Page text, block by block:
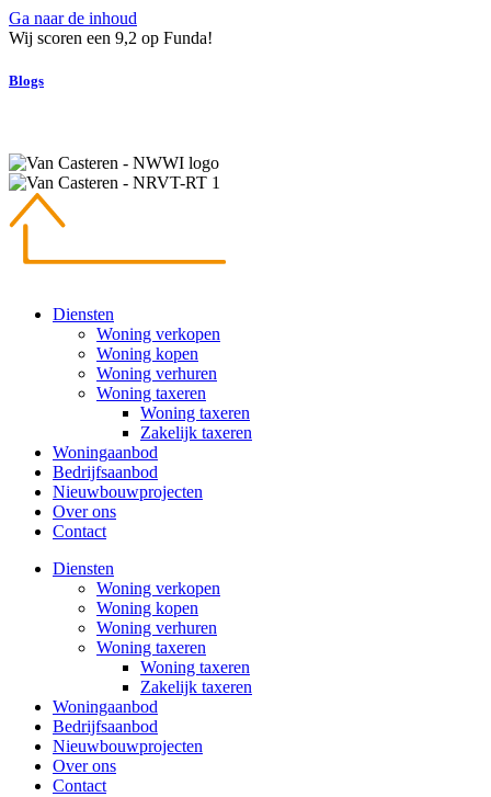
Ga naar de inhoud
Wij scoren een 9,2 op Funda!
Blogs
Diensten
Woning verkopen
Woning kopen
Woning verhuren
Woning taxeren
Woning taxeren
Zakelijk taxeren
Woningaanbod
Bedrijfsaanbod
Nieuwbouwprojecten
Over ons
Contact
Diensten
Woning verkopen
Woning kopen
Woning verhuren
Woning taxeren
Woning taxeren
Zakelijk taxeren
Woningaanbod
Bedrijfsaanbod
Nieuwbouwprojecten
Over ons
Contact